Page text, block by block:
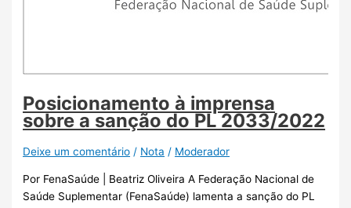
Posicionamento à imprensa
sobre a sanção do PL 2033/2022
Deixe um comentário / Nota / Moderador
Por FenaSaúde | Beatriz Oliveira A Federação Nacional de
Saúde Suplementar (FenaSaúde) lamenta a sanção do PL